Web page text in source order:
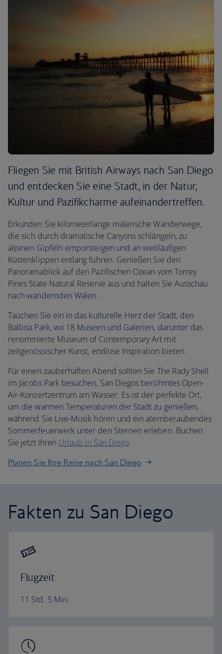
Fliegen Sie mit British Airways nach San Diego
und entdecken Sie eine Stadt, in der Natur,
Kultur und Pazifikcharme aufeinandertreffen.
Erkunden Sie kilometerlange malerische Wanderwege,
die sich durch dramatische Canyons schlängeln, zu
alpinen Gipfeln emporsteigen und an weitläufigen
Küstenklippen entlang führen. Genießen Sie den
Panoramablick auf den Pazifischen Ozean vom Torrey
Pines State Natural Reserve aus und halten Sie Ausschau
nach wandernden Walen.
Tauchen Sie ein in das kulturelle Herz der Stadt, den
Balboa Park, wo 18 Museen und Galerien, darunter das
renommierte Museum of Contemporary Art mit
zeitgenössischer Kunst, endlose Inspiration bieten.
Für einen zauberhaften Abend sollten Sie The Rady Shell
im Jacobs Park besuchen, San Diegos berühmtes Open-
Air-Konzertzentrum am Wasser. Es ist der perfekte Ort,
um die warmen Temperaturen der Stadt zu genießen,
während Sie Live-Musik hören und ein atemberaubendes
Sommerfeuerwerk unter den Sternen erleben. Buchen
Sie jetzt Ihren Urlaub in San Diego.
Planen Sie Ihre Reise nach San Diego
Fakten zu San Diego
Flugzeit
11 Std. 5 Min.